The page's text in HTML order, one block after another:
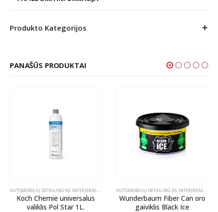
Produkto Kategorijos
PANAŠŪS PRODUKTAI
PASTOS
AUTOMOBILIŲ DETAILING'AS, INTERJERAS, ODOS PRIEŽIŪRA,TEKSTILĖS PRIEŽIŪRA
Koch Chemie universalus
valiklis Pol Star 1L.
AUTOMOBILIŲ DETAILING'AS, INTERJERAS,
Wunderbaum Fiber Can oro
gaiviklis Black Ice